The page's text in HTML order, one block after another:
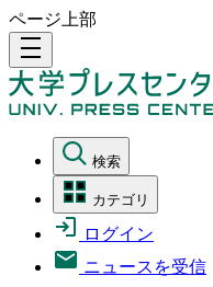
ページ上部
density_medium
検索
カテゴリ
ログイン
ニュースを受信